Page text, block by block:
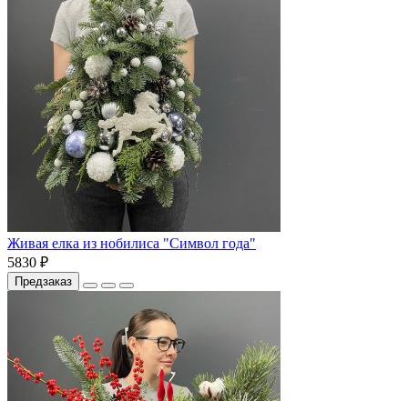
Живая елка из нобилиса "Символ года"
5830 ₽
Предзаказ